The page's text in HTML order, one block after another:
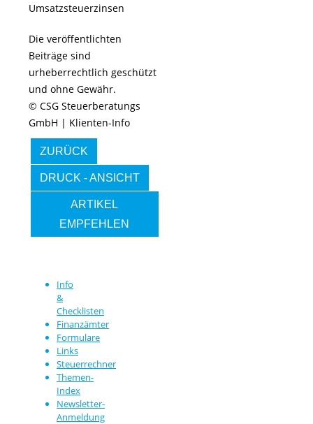
Umsatzsteuerzinsen
Die veröffentlichten
Beiträge sind
urheberrechtlich geschützt
und ohne Gewähr.
© CSG Steuerberatungs
GmbH | Klienten-Info
ZURÜCK
DRUCK - ANSICHT
ARTIKEL
EMPFEHLEN
Info
&
Checklisten
Finanzämter
Formulare
Links
Steuerrechner
Themen-
Index
Newsletter-
Anmeldung